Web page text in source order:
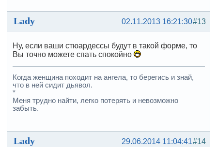
#13
02.11.2013 16:21:30
Lady
Ну, если ваши стюардессы будут в такой форме, то
Вы точно можете спать спокойно
Когда женщина походит на ангела, то берегись и знай,
что в ней сидит дьявол.
*
Меня трудно найти, легко потерять и невозможно
забыть.
#14
29.06.2014 11:04:41
Lady